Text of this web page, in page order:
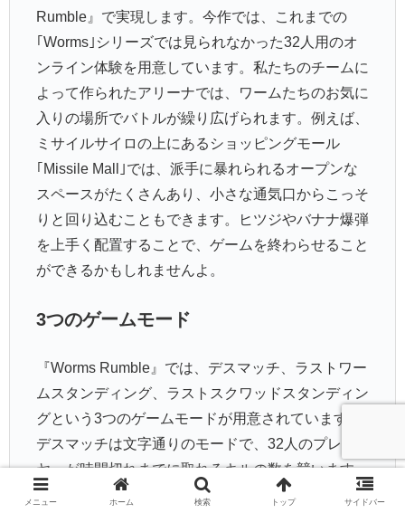
Rumble』で実現します。今作では、これまでの
｢Worms｣シリーズでは見られなかった32人用のオ
ンライン体験を用意しています。私たちのチームに
よって作られたアリーナでは、ワームたちのお気に
入りの場所でバトルが繰り広げられます。例えば、
ミサイルサイロの上にあるショッピングモール
｢Missile Mall｣では、派手に暴れられるオープンな
スペースがたくさんあり、小さな通気口からこっそ
りと回り込むこともできます。ヒツジやバナナ爆弾
を上手く配置することで、ゲームを終わらせること
ができるかもしれませんよ。
3つのゲームモード
『Worms Rumble』では、デスマッチ、ラストワー
ムスタンディング、ラストスクワッドスタンディン
グという3つのゲームモードが用意されています。
デスマッチは文字通りのモードで、32人のプレイ
ヤーが時間切れまでに取れるキルの数を競います。
このモードは、初心者が『Worms Rumble』のコツ
メニュー ホーム 検索 トップ サイドバー